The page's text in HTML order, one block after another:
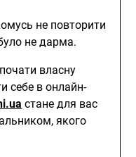
не повторити
не дарма.
власну
себе в онлайн-
стане для вас
якого